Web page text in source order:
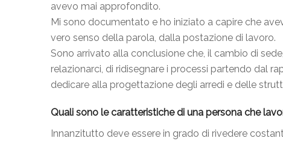
avevo mai approfondito.
Mi sono documentato e ho iniziato a capire che
vero senso della parola, dalla postazione di lavoro.
Sono arrivato alla conclusione che, il cambio di
relazionarci, di ridisegnare i processi partendo dal
dedicare alla progettazione degli arredi e delle
Quali sono le caratteristiche di una persona che
Innanzitutto deve essere in grado di rivedere